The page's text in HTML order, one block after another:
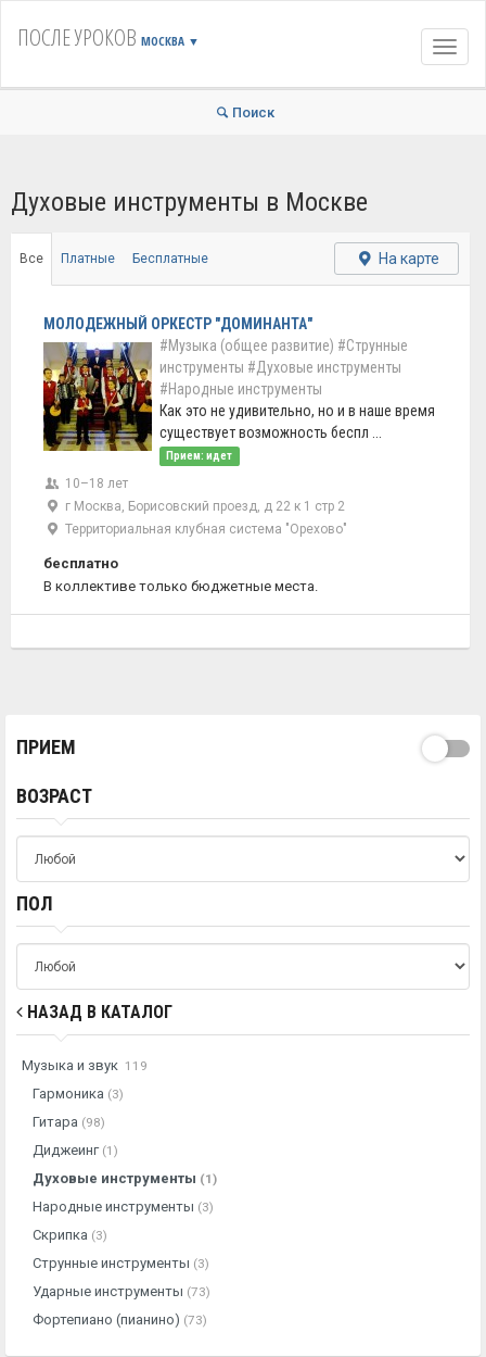
ПОСЛЕ УРОКОВ МОСКВА ▼
Поиск
Духовые инструменты в Москве
Все Платные Бесплатные На карте
МОЛОДЕЖНЫЙ ОРКЕСТР "ДОМИНАНТА"
#Музыка (общее развитие) #Струнные
инструменты #Духовые инструменты
#Народные инструменты
Как это не удивительно, но и в наше время
существует возможность беспл ...
Прием: идет
10–18 лет
г Москва, Борисовский проезд, д 22 к 1 стр 2
Территориальная клубная система "Орехово"
бесплатно
В коллективе только бюджетные места.
ПРИЕМ
ВОЗРАСТ
ПОЛ
НАЗАД В КАТАЛОГ
Музыка и звук 119
Гармоника (3)
Гитара (98)
Диджеинг (1)
Духовые инструменты (1)
Народные инструменты (3)
Скрипка (3)
Струнные инструменты (3)
Ударные инструменты (73)
Фортепиано (пианино) (73)